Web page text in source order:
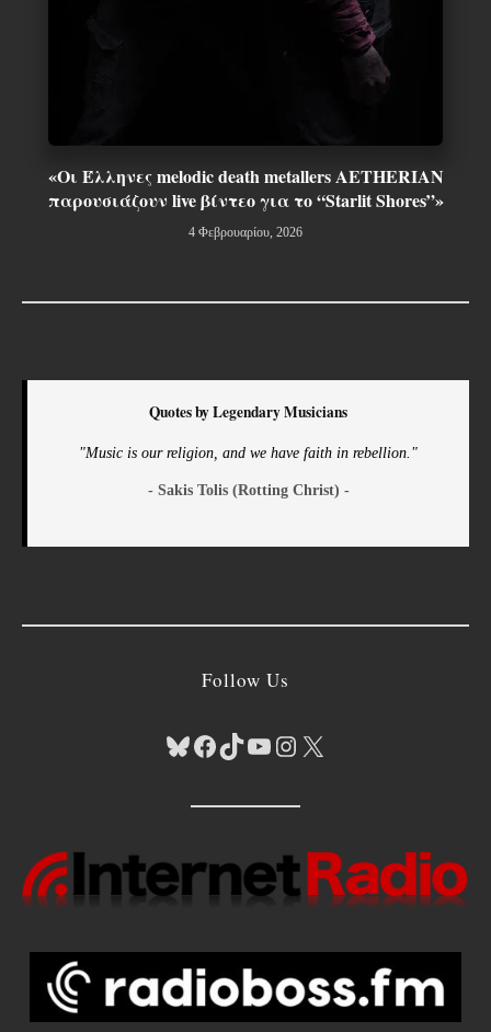
«Οι Έλληνες melodic death metallers AETHERIAN
παρουσιάζουν live βίντεο για το “Starlit Shores”»
4 Φεβρουαρίου, 2026
Quotes by Legendary Musicians
"Music is our religion, and we have faith in rebellion."
- Sakis Tolis (Rotting Christ) -
Follow Us